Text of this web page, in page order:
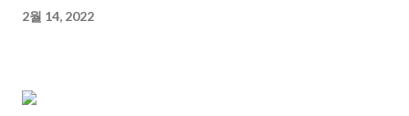
2월 14, 2022